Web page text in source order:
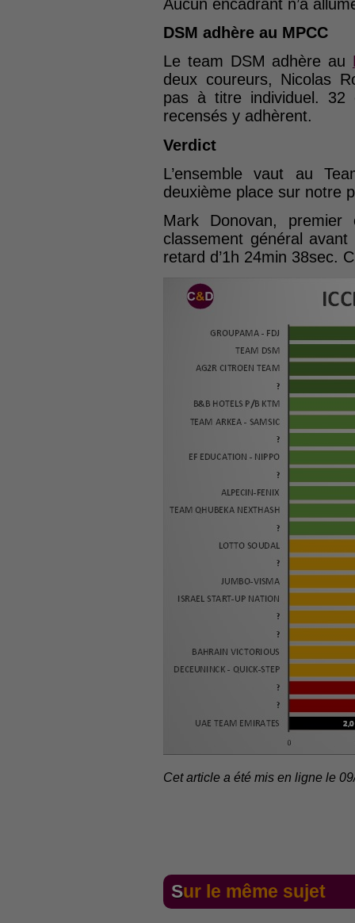
Aucun encadrant n’a
DSM adhère au MPCC
Le team DSM adhère au
deux coureurs, Nicolas
pas à titre individuel. 32
recensés y adhèrent.
Verdict
L’ensemble vaut au
deuxième place sur notre
Mark Donovan,
classement général
retard d’1h 24min 38sec.
Cet article a été mis en ligne le
Sur le même sujet